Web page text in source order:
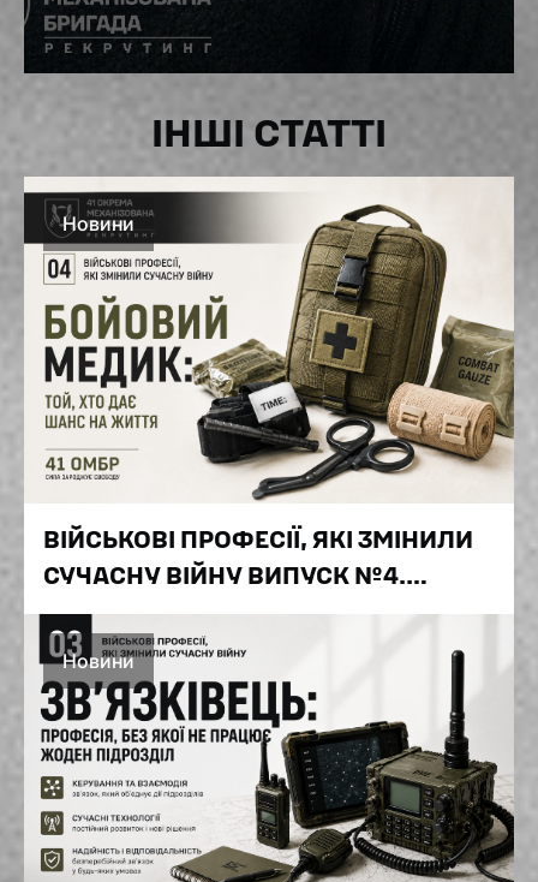
ІНШІ СТАТТІ
Новини
ВІЙСЬКОВІ ПРОФЕСІЇ, ЯКІ ЗМІНИЛИ
СУЧАСНУ ВІЙНУ ВИПУСК №4.
БОЙОВИЙ МЕДИК: ТОЙ, ХТО ДАЄ
ШАНС НА ЖИТТЯ
Новини